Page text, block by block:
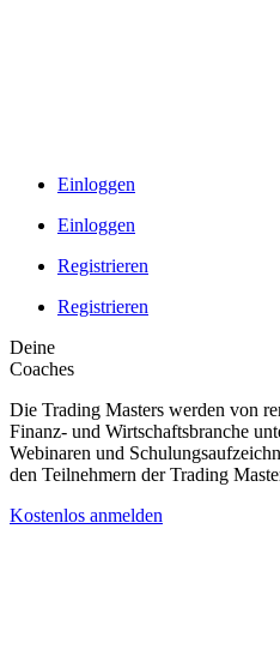
Einloggen
Einloggen
Registrieren
Registrieren
Deine
Coaches
Die Trading Masters werden von
Finanz- und Wirtschaftsbranche
Webinaren und
den Teilnehmern der Trading
Kostenlos anmelden